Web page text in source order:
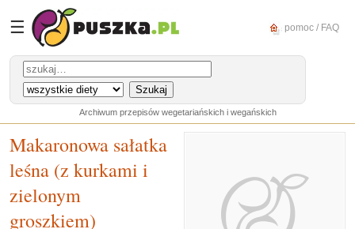
☰ pomoc / FAQ
Archiwum przepisów wegetariańskich i wegańskich
Makaronowa sałatka
leśna (z kurkami i
zielonym
groszkiem)